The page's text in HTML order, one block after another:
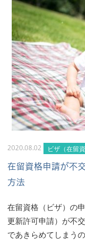
2020.08.02 ビザ（在留
在留資格申請が不
方法
在留資格（ビザ）の
更新許可申請）が不
であきらめてしまう